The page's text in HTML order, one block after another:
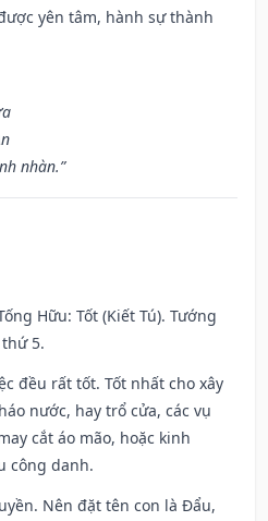
yên tâm, hành sự thành
nhàn.”
Hữu: Tốt (Kiết Tú). Tướng
5.
đều rất tốt. Tốt nhất cho xây
nước, hay trổ cửa, các vụ
cắt áo mão, hoặc kinh
công danh.
Nên đặt tên con là Đẩu,